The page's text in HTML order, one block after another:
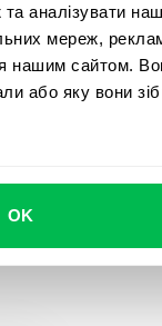
та аналізувати
мереж,
нашим сайтом.
або яку вони
OK
наших